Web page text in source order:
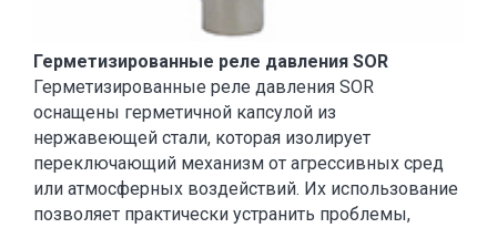
Герметизированные реле давления SOR
Герметизированные реле давления SOR
оснащены герметичной капсулой из
нержавеющей стали, которая изолирует
переключающий механизм от агрессивных сред
или атмосферных воздействий. Их использование
позволяет практически устранить проблемы,